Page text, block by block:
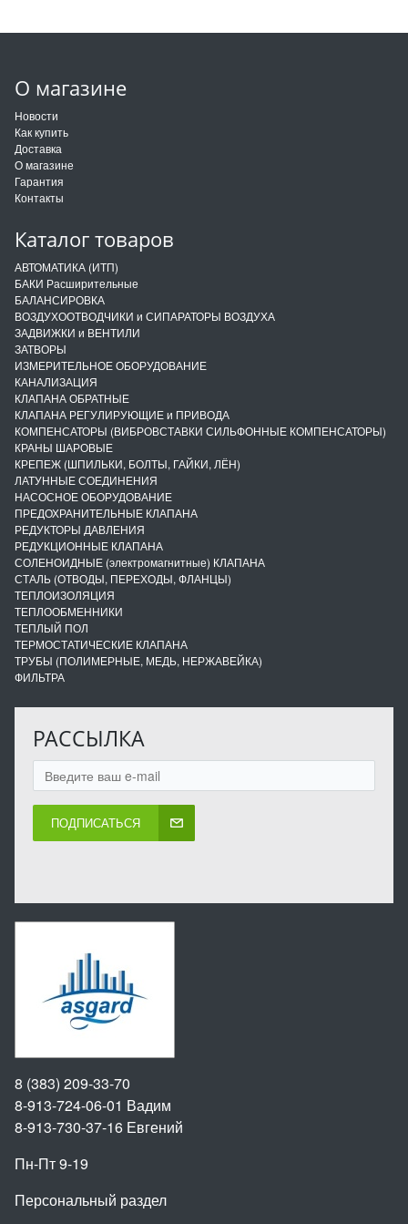
О магазине
Новости
Как купить
Доставка
О магазине
Гарантия
Контакты
Каталог товаров
АВТОМАТИКА (ИТП)
БАКИ Расширительные
БАЛАНСИРОВКА
ВОЗДУХООТВОДЧИКИ и СИПАРАТОРЫ ВОЗДУХА
ЗАДВИЖКИ и ВЕНТИЛИ
ЗАТВОРЫ
ИЗМЕРИТЕЛЬНОЕ ОБОРУДОВАНИЕ
КАНАЛИЗАЦИЯ
КЛАПАНА ОБРАТНЫЕ
КЛАПАНА РЕГУЛИРУЮЩИЕ и ПРИВОДА
КОМПЕНСАТОРЫ (ВИБРОВСТАВКИ СИЛЬФОННЫЕ КОМПЕНСАТОРЫ)
КРАНЫ ШАРОВЫЕ
КРЕПЕЖ (ШПИЛЬКИ, БОЛТЫ, ГАЙКИ, ЛЁН)
ЛАТУННЫЕ СОЕДИНЕНИЯ
НАСОСНОЕ ОБОРУДОВАНИЕ
ПРЕДОХРАНИТЕЛЬНЫЕ КЛАПАНА
РЕДУКТОРЫ ДАВЛЕНИЯ
РЕДУКЦИОННЫЕ КЛАПАНА
СОЛЕНОИДНЫЕ (электромагнитные) КЛАПАНА
СТАЛЬ (ОТВОДЫ, ПЕРЕХОДЫ, ФЛАНЦЫ)
ТЕПЛОИЗОЛЯЦИЯ
ТЕПЛООБМЕННИКИ
ТЕПЛЫЙ ПОЛ
ТЕРМОСТАТИЧЕСКИЕ КЛАПАНА
ТРУБЫ (ПОЛИМЕРНЫЕ, МЕДЬ, НЕРЖАВЕЙКА)
ФИЛЬТРА
РАССЫЛКА
ПОДПИСАТЬСЯ
8 (383) 209-33-70
8-913-724-06-01 Вадим
8-913-730-37-16 Евгений
Пн-Пт 9-19
Персональный раздел